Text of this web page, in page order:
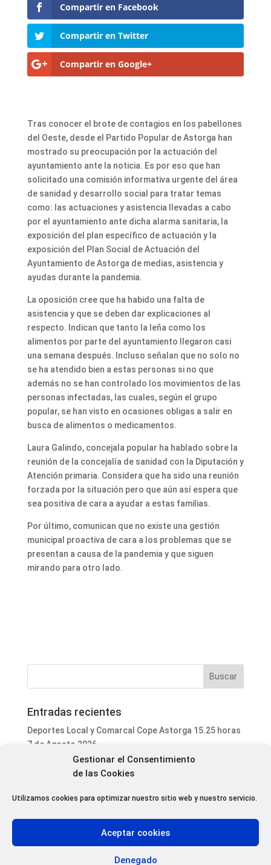
Gestionar el Consentimiento
de las Cookies
Utilizamos cookies para optimizar nuestro sitio web y nuestro servicio.
Aceptar cookies
Denegado
Compartir en Facebook
Compartir en Twitter
Compartir en Google+
Tras conocer el brote de contagios en los pabellones
del Oeste, desde el Partido Popular de Astorga han
mostrado su preocupación por la actuación del
ayuntamiento ante la noticia. Es por eso que han
solicitado una comisión informativa urgente del área
de sanidad y desarrollo social para tratar temas
como: las actuaciones y asistencia llevadas a cabo
por el ayuntamiento ante dicha alarma sanitaria, la
exposición del plan específico de actuación y la
exposición del Plan Social de Actuación del
Ayuntamiento de Astorga de medias, asistencia y
ayudas durante la pandemia.
La oposición cree que ha habido una falta de
asistencia y que se deben dar explicaciones al
respecto. Indican que tanto la leña como los
alimentos por parte del ayuntamiento llegaron casi
una semana después. Incluso señalan que no solo no
se ha atendido bien a estas personas si no que
además no se han controlado los movimientos de las
personas infectadas, las cuales, según el grupo
popular, se han visto en ocasiones obligas a salir en
busca de alimentos o medicamentos.
Laura Galindo, concejala popular ha hablado sobre la
reunión de la concejalía de sanidad con la Diputación y
Atención primaria. Considera que ha sido una reunión
forzada por la situación pero que aún así espera que
sea positiva de cara a ayudar a estas familias.
Por último, comunican que no existe una gestión
municipal proactiva de cara a los problemas que se
presentan a causa de la pandemia y que siguen
mirando para otro lado.
Entradas recientes
Deportes Local y Comarcal Cope Astorga 15.25 horas
7 de Agosto 2026
Informativo Mediodía Cope Astorga 14.20 horas 7 de
Agosto 2026
San Justo de la Vega acoge este fin de semana un
Programa Local Cope Astorga 7 de Agosto 2026
Abiertas las inscripciones para el XXVII Torneo de